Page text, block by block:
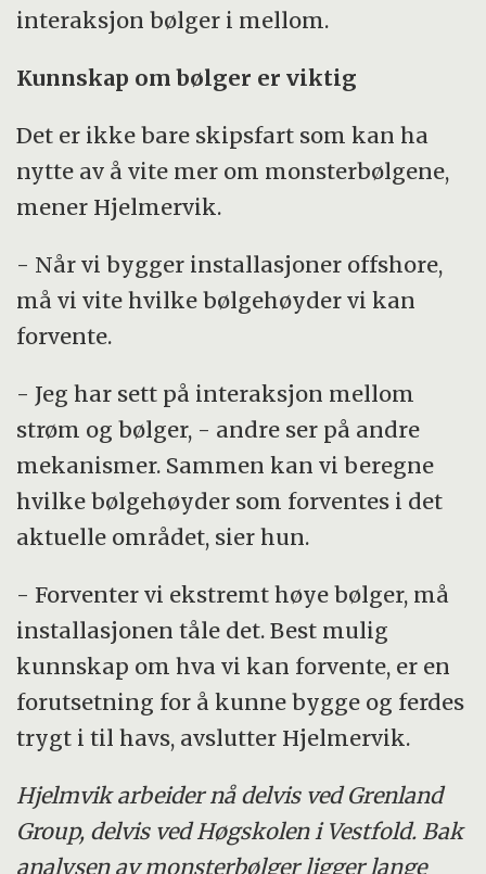
interaksjon bølger i mellom.
Kunnskap om bølger er viktig
Det er ikke bare skipsfart som kan ha
nytte av å vite mer om monsterbølgene,
mener Hjelmervik.
- Når vi bygger installasjoner offshore,
må vi vite hvilke bølgehøyder vi kan
forvente.
- Jeg har sett på interaksjon mellom
strøm og bølger, - andre ser på andre
mekanismer. Sammen kan vi beregne
hvilke bølgehøyder som forventes i det
aktuelle området, sier hun.
- Forventer vi ekstremt høye bølger, må
installasjonen tåle det. Best mulig
kunnskap om hva vi kan forvente, er en
forutsetning for å kunne bygge og ferdes
trygt i til havs, avslutter Hjelmervik.
Hjelmvik arbeider nå delvis ved Grenland
Group, delvis ved Høgskolen i Vestfold. Bak
analysen av monsterbølger ligger lange